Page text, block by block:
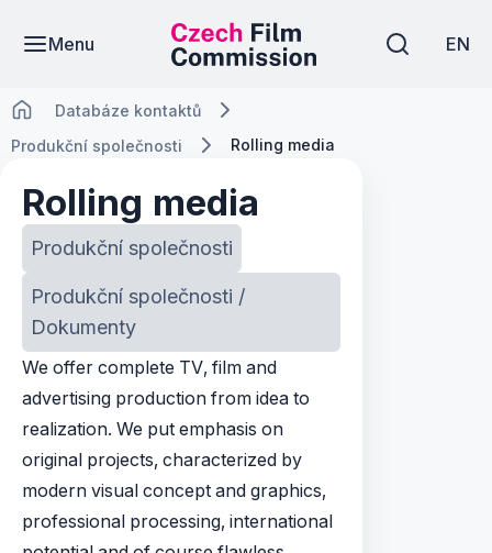
Menu EN
Databáze kontaktů
Produkční společnosti
Rolling media
Rolling media
Produkční společnosti
Produkční společnosti /
Dokumenty
We offer complete TV, film and
advertising production from idea to
realization. We put emphasis on
original projects, characterized by
modern visual concept and graphics,
professional processing, international